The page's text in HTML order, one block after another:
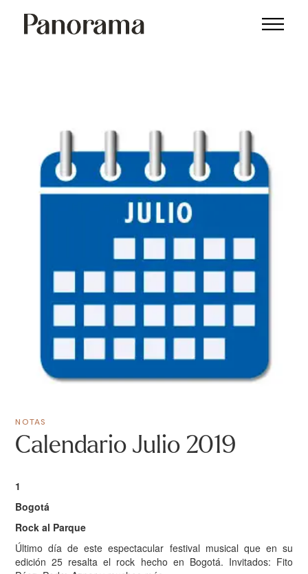
NOTAS
Calendario Julio 2019
1
Bogotá
Rock al Parque
Último día de este espectacular festival musical que en su
edición 25 resalta el rock hecho en Bogotá. Invitados: Fito